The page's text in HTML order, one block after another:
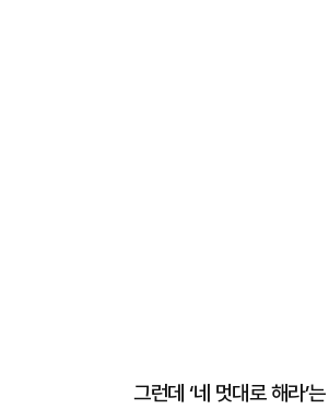
그런데 ‘네 멋대로 해라’